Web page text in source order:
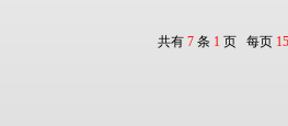
共有 7条 1 页 每页 15